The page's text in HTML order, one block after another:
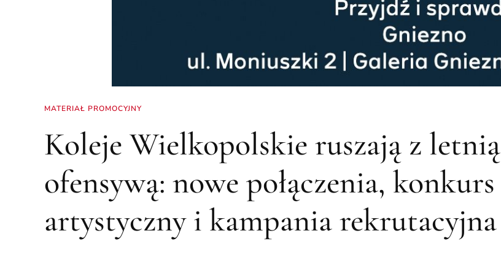
MATERIAŁ PROMOCYJNY
Koleje Wielkopolskie ruszają z letnią
ofensywą: nowe połączenia, konkurs
artystyczny i kampania rekrutacyjna